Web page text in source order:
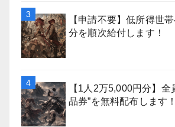
【申請不要】低所得世
分を順次給付します！
【1人2万5,000円分】全
品券”を無料配布します！